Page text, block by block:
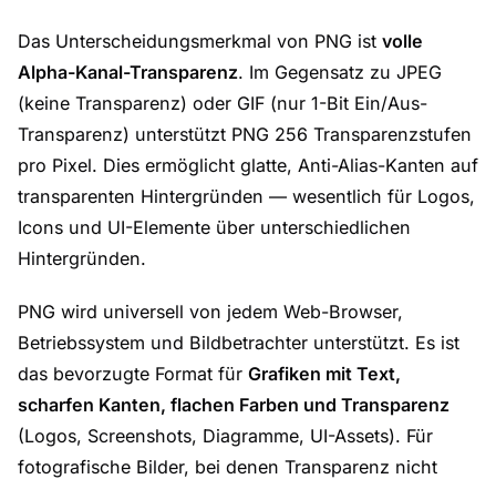
Das Unterscheidungsmerkmal von PNG ist volle
Alpha-Kanal-Transparenz. Im Gegensatz zu JPEG
(keine Transparenz) oder GIF (nur 1-Bit Ein/Aus-
Transparenz) unterstützt PNG 256 Transparenzstufen
pro Pixel. Dies ermöglicht glatte, Anti-Alias-Kanten auf
transparenten Hintergründen — wesentlich für Logos,
Icons und UI-Elemente über unterschiedlichen
Hintergründen.
PNG wird universell von jedem Web-Browser,
Betriebssystem und Bildbetrachter unterstützt. Es ist
das bevorzugte Format für Grafiken mit Text,
scharfen Kanten, flachen Farben und Transparenz
(Logos, Screenshots, Diagramme, UI-Assets). Für
fotografische Bilder, bei denen Transparenz nicht